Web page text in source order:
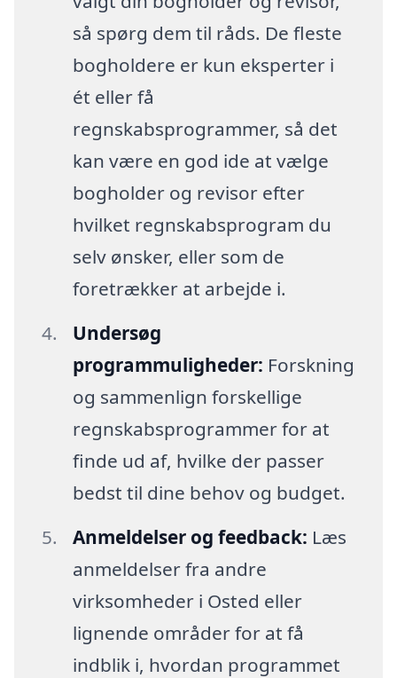
så spørg dem til råds. De fleste
bogholdere er kun eksperter i
ét eller få
regnskabsprogrammer, så det
kan være en god ide at vælge
bogholder og revisor efter
hvilket regnskabsprogram du
selv ønsker, eller som de
foretrækker at arbejde i.
Undersøg
programmuligheder: Forskning
og sammenlign forskellige
regnskabsprogrammer for at
finde ud af, hvilke der passer
bedst til dine behov og budget.
Anmeldelser og feedback: Læs
anmeldelser fra andre
virksomheder i Osted eller
lignende områder for at få
indblik i, hvordan programmet